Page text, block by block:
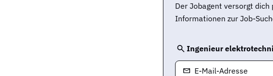
Der Jobagent versorgt
Informationen zur Job-
Ingenieur
E-Mail-Adresse